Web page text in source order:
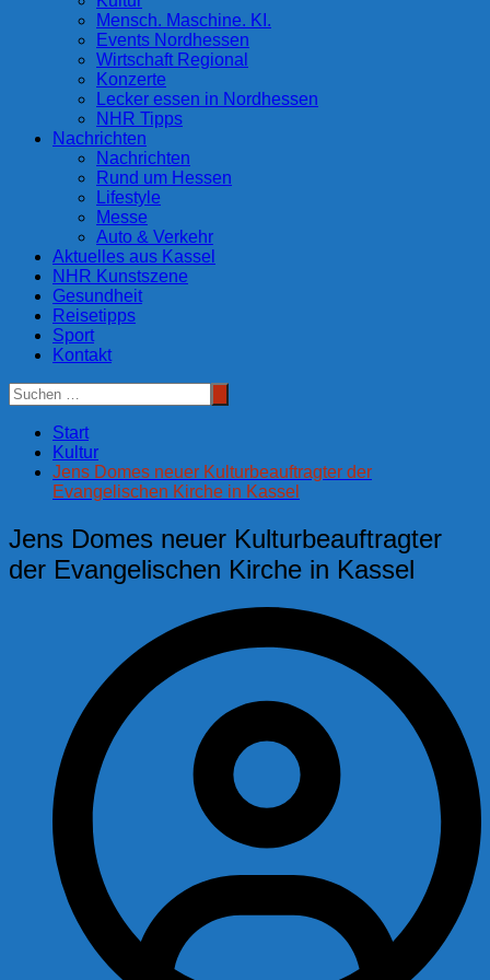
Mensch. Maschine. KI.
Events Nordhessen
Wirtschaft Regional
Konzerte
Lecker essen in Nordhessen
NHR Tipps
Nachrichten
Nachrichten
Rund um Hessen
Lifestyle
Messe
Auto & Verkehr
Aktuelles aus Kassel
NHR Kunstszene
Gesundheit
Reisetipps
Sport
Kontakt
Start
Kultur
Jens Domes neuer Kulturbeauftragter der
Evangelischen Kirche in Kassel
Jens Domes neuer Kulturbeauftragter
der Evangelischen Kirche in Kassel